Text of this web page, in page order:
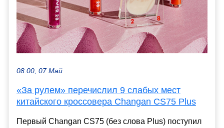
08:00, 07 Май
«За рулем» перечислил 9 слабых мест
китайского кроссовера Changan CS75 Plus
Первый Changan CS75 (без слова Plus) поступил